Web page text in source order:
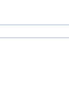
- hwi:
der